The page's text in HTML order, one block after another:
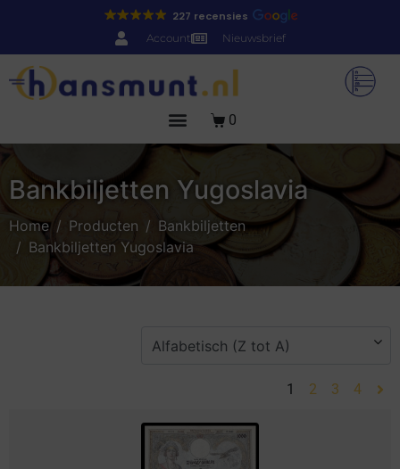
227 recensies
Account Nieuwsbrief
0
Bankbiljetten Yugoslavia
Home Producten
Bankbiljetten
Bankbiljetten Yugoslavia
1 2 3 4